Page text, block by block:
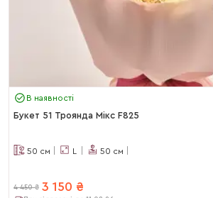
В наявності
Букет 51 Троянда Мікс F825
50 см L 50 см
4 450 ₴ 3 150 ₴